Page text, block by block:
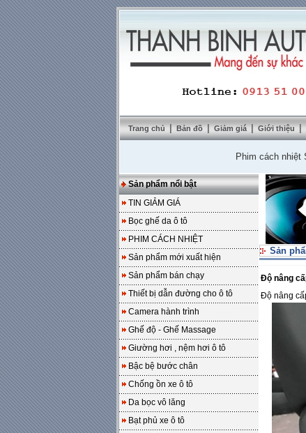
Trang chủ | Bản đồ | Giảm giá | Giới thiệu |
Phim cách nhiệt
Sản phẩm nổi bật
TIN GIẢM GIÁ
Bọc ghế da ô tô
PHIM CÁCH NHIỆT
Sản phẩm mới xuất hiện
Sản phẩm bán chạy
Thiết bị dẫn đường cho ô tô
Camera hành trình
Ghế độ - Ghế Massage
Giường hơi , nệm hơi ô tô
Bậc bệ bước chân
Chống ồn xe ô tô
Da bọc vô lăng
Bạt phủ xe ô tô
Sản
Độ nâng
Độ nâng